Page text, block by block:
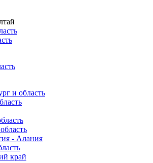
и область
- Алания
край